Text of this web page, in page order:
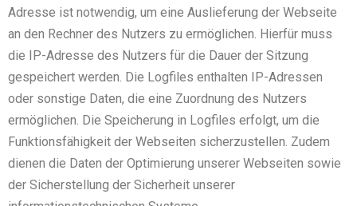
Adresse ist notwendig, um eine Auslieferung der Webseite
an den Rechner des Nutzers zu ermöglichen. Hierfür muss
die IP-Adresse des Nutzers für die Dauer der Sitzung
gespeichert werden. Die Logfiles enthalten IP-Adressen
oder sonstige Daten, die eine Zuordnung des Nutzers
ermöglichen. Die Speicherung in Logfiles erfolgt, um die
Funktionsfähigkeit der Webseiten sicherzustellen. Zudem
dienen die Daten der Optimierung unserer Webseiten sowie
der Sicherstellung der Sicherheit unserer